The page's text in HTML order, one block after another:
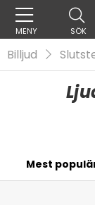
MENY SÖK
Billjud